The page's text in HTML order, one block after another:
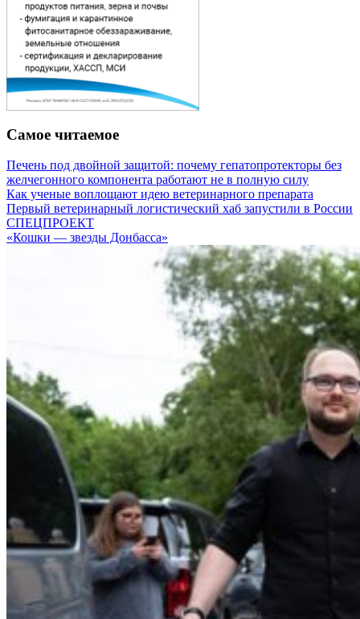
Самое читаемое
Печень под двойной защитой: почему гепатопротекторы без
желчегонного компонента работают не в полную силу
Как ученые воплощают идею ветеринарного препарата
Первый ветеринарный логистический хаб запустили в России
СПЕЦПРОЕКТ
«Кошки — звезды Донбасса»